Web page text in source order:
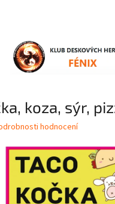
koza, sýr,
hodnocení